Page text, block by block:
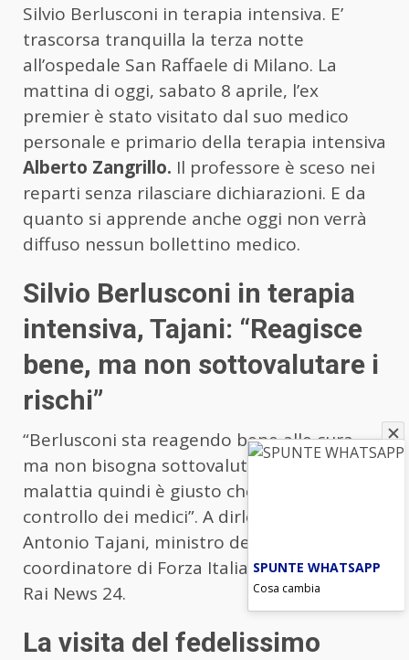
Silvio Berlusconi in terapia intensiva. E’
trascorsa tranquilla la terza notte
all’ospedale San Raffaele di Milano. La
mattina di oggi, sabato 8 aprile, l’ex
premier è stato visitato dal suo medico
personale e primario della terapia intensiva
Alberto Zangrillo. Il professore è sceso nei
reparti senza rilasciare dichiarazioni. E da
quanto si apprende anche oggi non verrà
diffuso nessun bollettino medico.
Silvio Berlusconi in terapia
intensiva, Tajani: “Reagisce
bene, ma non sottovalutare i
rischi”
“Berlusconi sta reagendo bene alle cura,
ma non bisogna sottovalutare i rischi della
malattia quindi è giusto che sia sotto
controllo dei medici”. A dirlo è intanto
Antonio Tajani, ministro degli Esteri e
coordinatore di Forza Italia, intervenendo a
Rai News 24.
La visita del fedelissimo
SPUNTE WHATSAPP
Cosa cambia